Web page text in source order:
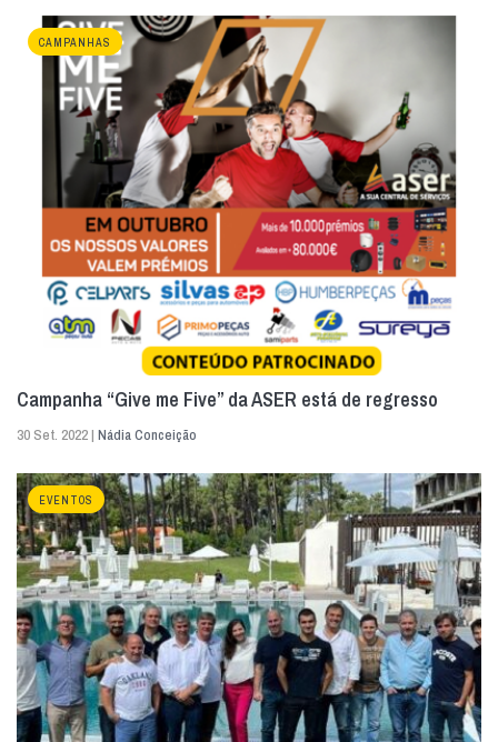
CAMPANHAS
Campanha “Give me Five” da ASER está de regresso
30 Set. 2022 | Nádia Conceição
EVENTOS